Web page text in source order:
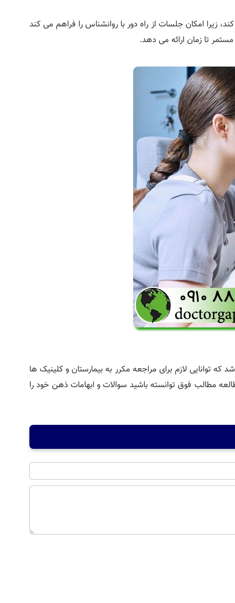
زیرا امکان جلسات از راه دور با روانشناس را فراهم می کند
تا زمان ارائه می دهد.
که توانایی لازم برای مراجعه مکرر به بیمارستان و کلینیک ها
مطالب فوق توانسته باشید سوالات و ابهامات ذهن خود را